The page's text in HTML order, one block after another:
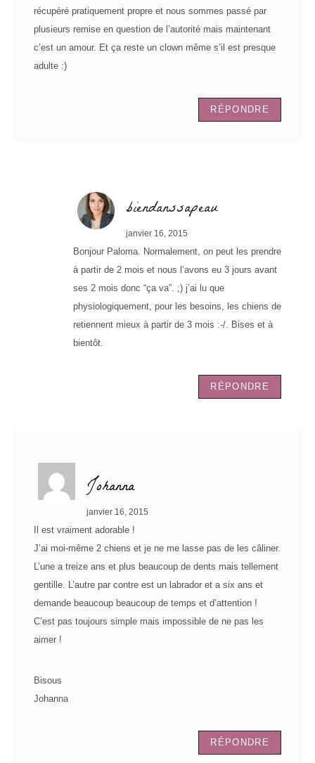
récupéré pratiquement propre et nous sommes passé par
plusieurs remise en question de l’autorité mais maintenant
c’est un amour. Et ça reste un clown même s’il est presque
adulte :)
RÉPONDRE
biendanssapeau
janvier 16, 2015
Bonjour Paloma. Normalement, on peut les prendre
à partir de 2 mois et nous l’avons eu 3 jours avant
ses 2 mois donc “ça va”. ;) j’ai lu que
physiologiquement, pour les besoins, les chiens de
retiennent mieux à partir de 3 mois :-/. Bises et à
bientôt.
RÉPONDRE
Johanna
janvier 16, 2015
Il est vraiment adorable !
J’ai moi-même 2 chiens et je ne me lasse pas de les câliner.
L’une a treize ans et plus beaucoup de dents mais tellement
gentille. L’autre par contre est un labrador et a six ans et
demande beaucoup beaucoup de temps et d’attention !
C’est pas toujours simple mais impossible de ne pas les
aimer !
Bisous
Johanna
RÉPONDRE